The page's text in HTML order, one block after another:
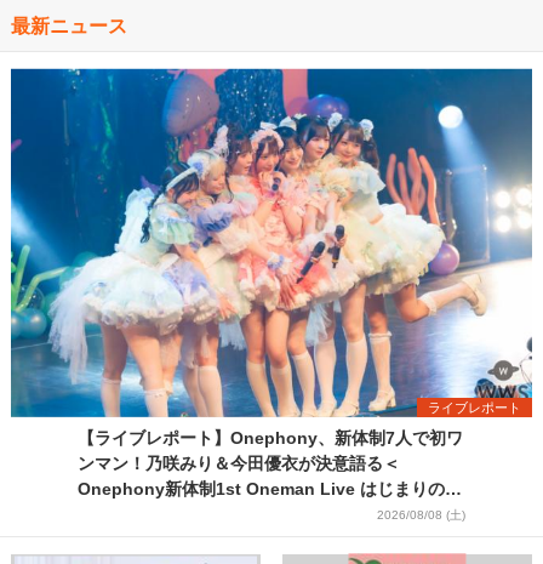
最新ニュース
ライブレポート
【ライブレポート】Onephony、新体制7人で初ワ
ンマン！乃咲みり＆今田優衣が決意語る＜
Onephony新体制1st Oneman Live はじまりの夏
2026/08/08 (土)